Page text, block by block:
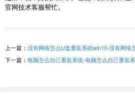
官网技术客服帮忙。
上一篇： 没有网络怎么U盘重装系统win10-没有网络
下一篇： 电脑怎么自己重装系统-电脑怎么自己重装